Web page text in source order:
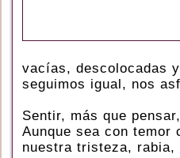
vacías, descolocadas
seguimos igual, nos
Sentir, más que
Aunque sea con temor
nuestra tristeza, rabia,